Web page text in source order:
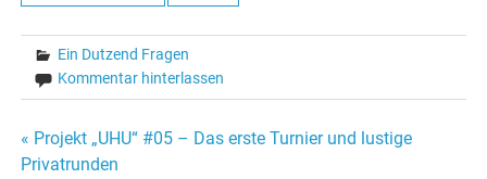
Ein Dutzend Fragen
Kommentar hinterlassen
Beitragsnavigation
« Projekt „UHU“ #05 – Das erste Turnier und lustige
Privatrunden